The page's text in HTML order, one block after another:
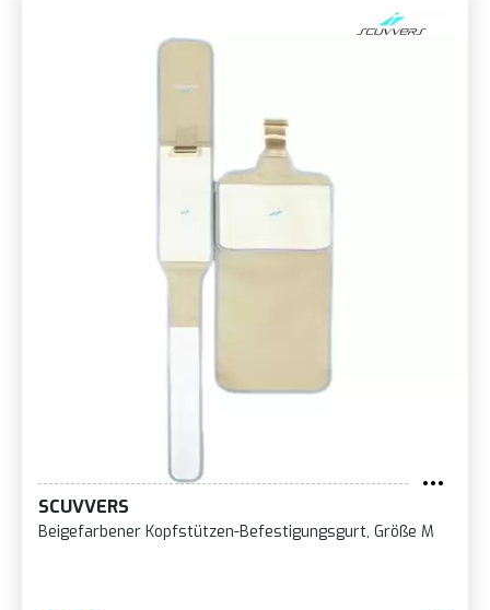
SCUVVERS
Beigefarbener Kopfstützen-Befestigungsgurt, Größe M